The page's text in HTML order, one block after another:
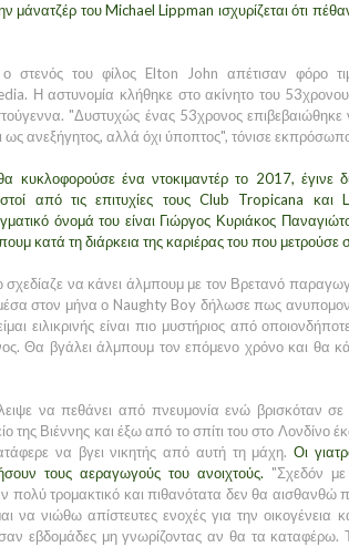
μάνατζέρ του Michael Lippman ισχυρίζεται ότι
του φίλος Elton John απέτισαν φόρο
Η αστυνομία κλήθηκε στο ακίνητο του
"Δυστυχώς ένας 53χρονος επιβεβαιώθηκε
ως ανεξήγητος, αλλά όχι ύποπτος", τόνισε
ένα ντοκιμαντέρ το 2017, έγινε
από τις επιτυχίες τους Club Tropicana
όνομά του είναι Γιώργος Κυριάκος
κατά τη διάρκεια της καριέρας του που μετρούσε
σχεδίαζε να κάνει άλμπουμ με τον Βρετανό
στον μήνα ο Naughty Boy δήλωσε πως
ειλικρινής είναι πιο μυστήριος από
Θα βγάλει άλμπουμ τον επόμενο χρόνο και θα
να πεθάνει από πνευμονία ενώ βρισκόταν σε
της Βιέννης και έξω από το σπίτι του στο Λονδίνο
να βγει νικητής από αυτή τη μάχη. Οι
τους αεραγωγούς του ανοιχτούς. "Σχεδόν
πολύ τρομακτικό και πιθανότατα δεν θα αισθανθώ
να νιώθω απίστευτες ενοχές για την οικογένεια
εβδομάδες μη γνωρίζοντας αν θα τα καταφέρω.